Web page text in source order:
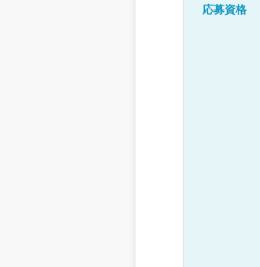
応募資格